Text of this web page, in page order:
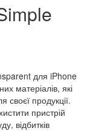
для iPhone
матеріалів, які
своєї продукції.
пристрій
відбитків